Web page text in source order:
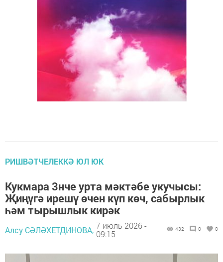
РИШВӘТЧЕЛЕККӘ ЮЛ ЮК
Кукмара 3нче урта мәктәбе укучысы:
Җиңүгә ирешү өчен күп көч, сабырлык
һәм тырышлык кирәк
Алсу СӘЛӘХЕТДИНОВА, 7 июль 2026 -
09:15
432 0 0